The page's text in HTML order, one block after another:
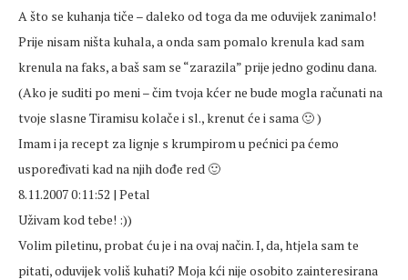
A što se kuhanja tiče – daleko od toga da me oduvijek zanimalo!
Prije nisam ništa kuhala, a onda sam pomalo krenula kad sam
krenula na faks, a baš sam se “zarazila” prije jedno godinu dana.
(Ako je suditi po meni – čim tvoja kćer ne bude mogla računati na
tvoje slasne Tiramisu kolače i sl., krenut će i sama 🙂 )
Imam i ja recept za lignje s krumpirom u pećnici pa ćemo
uspoređivati kad na njih dođe red 🙂
8.11.2007 0:11:52 | Petal
Uživam kod tebe! :))
Volim piletinu, probat ću je i na ovaj način. I, da, htjela sam te
pitati, oduvijek voliš kuhati? Moja kći nije osobito zainteresirana